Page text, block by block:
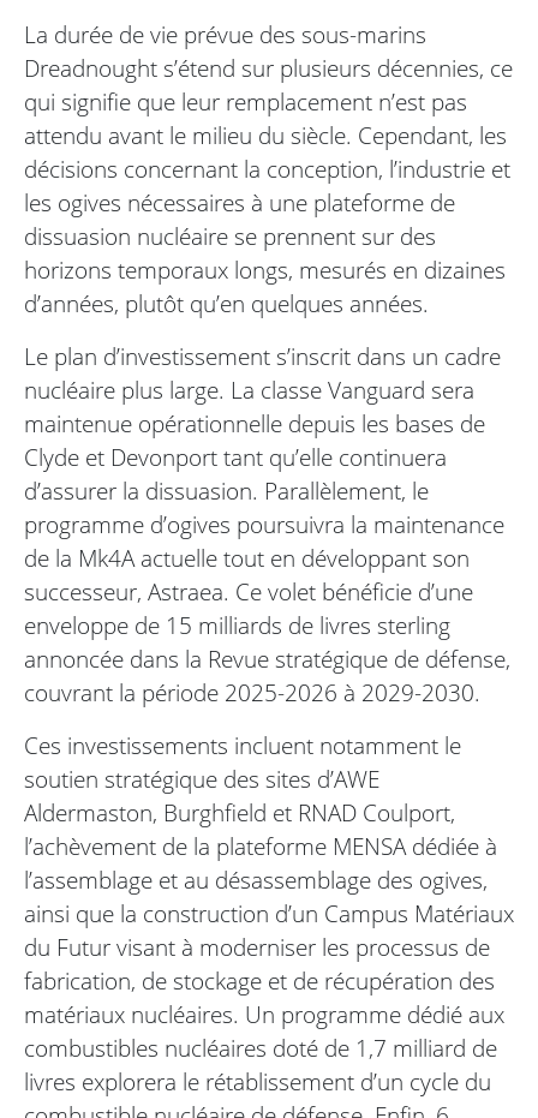
La durée de vie prévue des sous-marins
Dreadnought s’étend sur plusieurs décennies, ce
qui signifie que leur remplacement n’est pas
attendu avant le milieu du siècle. Cependant, les
décisions concernant la conception, l’industrie et
les ogives nécessaires à une plateforme de
dissuasion nucléaire se prennent sur des
horizons temporaux longs, mesurés en dizaines
d’années, plutôt qu’en quelques années.
Le plan d’investissement s’inscrit dans un cadre
nucléaire plus large. La classe Vanguard sera
maintenue opérationnelle depuis les bases de
Clyde et Devonport tant qu’elle continuera
d’assurer la dissuasion. Parallèlement, le
programme d’ogives poursuivra la maintenance
de la Mk4A actuelle tout en développant son
successeur, Astraea. Ce volet bénéficie d’une
enveloppe de 15 milliards de livres sterling
annoncée dans la Revue stratégique de défense,
couvrant la période 2025-2026 à 2029-2030.
Ces investissements incluent notamment le
soutien stratégique des sites d’AWE
Aldermaston, Burghfield et RNAD Coulport,
l’achèvement de la plateforme MENSA dédiée à
l’assemblage et au désassemblage des ogives,
ainsi que la construction d’un Campus Matériaux
du Futur visant à moderniser les processus de
fabrication, de stockage et de récupération des
matériaux nucléaires. Un programme dédié aux
combustibles nucléaires doté de 1,7 milliard de
livres explorera le rétablissement d’un cycle du